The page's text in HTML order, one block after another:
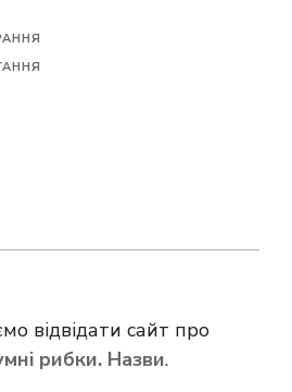
відвідати сайт про
рибки. Назви.